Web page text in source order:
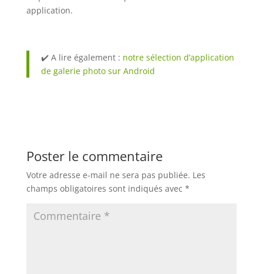
application.
✔️ A lire également : notre sélection d’application
de galerie photo sur Android
Poster le commentaire
Votre adresse e-mail ne sera pas publiée. Les
champs obligatoires sont indiqués avec *